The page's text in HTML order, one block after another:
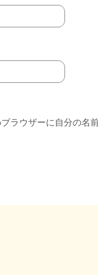
ラウザーに自分の名